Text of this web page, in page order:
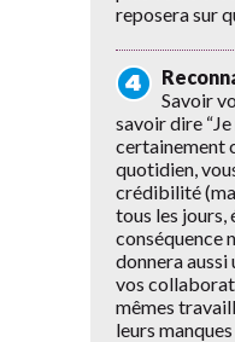
reposera sur
Savoir
savoir dire
certainement
quotidien,
crédibilité
tous les jours,
conséquence
donnera
vos
mêmes
leurs